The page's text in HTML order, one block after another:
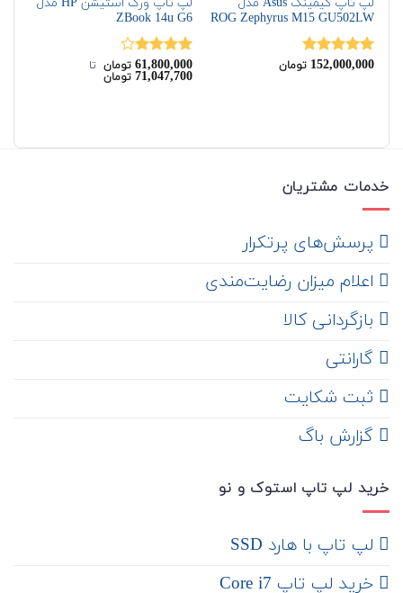
ROG Zephyrus M15 ‎GU502LW
نمره5.00
152,000,000 تومان
ZBook 14u G6
نمره
4.00از 5
61,800,000 تومان‌ تا ‌
71,047,700 تومان
خدمات مشتریان
‌ پرسش‌های پرتکرار
اعلام میزان رضایت‌مندی
‌ بازگردانی کالا
گارانتی
ثبت شکایت
‌ گزارش باگ
خرید لپ تاپ استوک و نو
لپ تاپ با هارد SSD
خرید لپ تاپ Core i7